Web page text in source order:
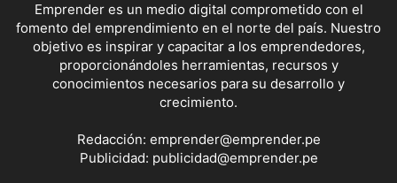
Emprender es un medio digital comprometido con el
fomento del emprendimiento en el norte del país. Nuestro
objetivo es inspirar y capacitar a los emprendedores,
proporcionándoles herramientas, recursos y
conocimientos necesarios para su desarrollo y
crecimiento.
Redacción: emprender@emprender.pe
Publicidad: publicidad@emprender.pe